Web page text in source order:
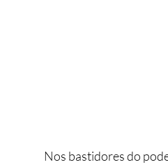
Nos bastidores do